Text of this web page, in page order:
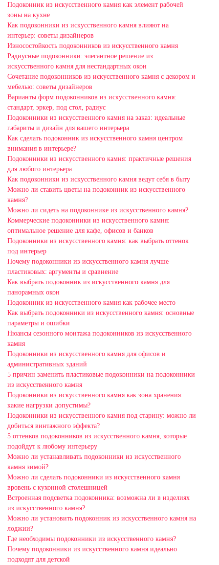
Подоконник из искусственного камня как элемент рабочей
зоны на кухне
Как подоконники из искусственного камня влияют на
интерьер: советы дизайнеров
Износостойкость подоконников из искусственного камня
Радиусные подоконники: элегантное решение из
искусственного камня для нестандартных окон
Сочетание подоконников из искусственного камня с декором и
мебелью: советы дизайнеров
Варианты форм подоконников из искусственного камня:
стандарт, эркер, под стол, радиус
Подоконники из искусственного камня на заказ: идеальные
габариты и дизайн для вашего интерьера
Как сделать подоконник из искусственного камня центром
внимания в интерьере?
Подоконники из искусственного камня: практичные решения
для любого интерьера
Как подоконники из искусственного камня ведут себя в быту
Можно ли ставить цветы на подоконник из искусственного
камня?
Можно ли сидеть на подоконнике из искусственного камня?
Коммерческие подоконники из искусственного камня:
оптимальное решение для кафе, офисов и банков
Подоконники из искусственного камня: как выбрать оттенок
под интерьер
Почему подоконники из искусственного камня лучше
пластиковых: аргументы и сравнение
Как выбрать подоконник из искусственного камня для
панорамных окон
Подоконник из искусственного камня как рабочее место
Как выбрать подоконники из искусственного камня: основные
параметры и ошибки
Нюансы сезонного монтажа подоконников из искусственного
камня
Подоконники из искусственного камня для офисов и
административных зданий
5 причин заменить пластиковые подоконники на подоконники
из искусственного камня
Подоконники из искусственного камня как зона хранения:
какие нагрузки допустимы?
Подоконники из искусственного камня под старину: можно ли
добиться винтажного эффекта?
5 оттенков подоконников из искусственного камня, которые
подойдут к любому интерьеру
Можно ли устанавливать подоконники из искусственного
камня зимой?
Можно ли сделать подоконники из искусственного камня
вровень с кухонной столешницей
Встроенная подсветка подоконника: возможна ли в изделиях
из искусственного камня?
Можно ли установить подоконник из искусственного камня на
лоджии?
Где необходимы подоконники из искусственного камня?
Почему подоконники из искусственного камня идеально
подходят для детской